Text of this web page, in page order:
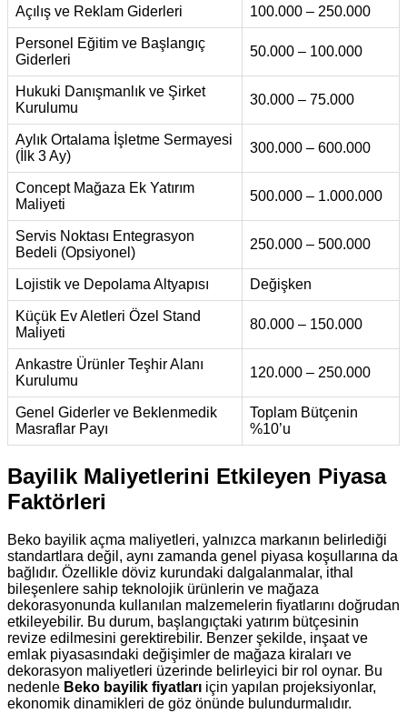
Açılış ve Reklam Giderleri 100.000 – 250.000
Personel Eğitim ve Başlangıç
Giderleri
50.000 – 100.000
Hukuki Danışmanlık ve Şirket
Kurulumu
30.000 – 75.000
Aylık Ortalama İşletme Sermayesi
(İlk 3 Ay)
300.000 – 600.000
Concept Mağaza Ek Yatırım
Maliyeti
500.000 – 1.000.000
Servis Noktası Entegrasyon
Bedeli (Opsiyonel)
250.000 – 500.000
Lojistik ve Depolama Altyapısı Değişken
Küçük Ev Aletleri Özel Stand
Maliyeti
80.000 – 150.000
Ankastre Ürünler Teşhir Alanı
Kurulumu
120.000 – 250.000
Genel Giderler ve Beklenmedik
Masraflar Payı
Toplam Bütçenin
%10’u
Bayilik Maliyetlerini Etkileyen Piyasa
Faktörleri
Beko bayilik açma maliyetleri, yalnızca markanın belirlediği
standartlara değil, aynı zamanda genel piyasa koşullarına da
bağlıdır. Özellikle döviz kurundaki dalgalanmalar, ithal
bileşenlere sahip teknolojik ürünlerin ve mağaza
dekorasyonunda kullanılan malzemelerin fiyatlarını doğrudan
etkileyebilir. Bu durum, başlangıçtaki yatırım bütçesinin
revize edilmesini gerektirebilir. Benzer şekilde, inşaat ve
emlak piyasasındaki değişimler de mağaza kiraları ve
dekorasyon maliyetleri üzerinde belirleyici bir rol oynar. Bu
nedenle Beko bayilik fiyatları için yapılan projeksiyonlar,
ekonomik dinamikleri de göz önünde bulundurmalıdır.